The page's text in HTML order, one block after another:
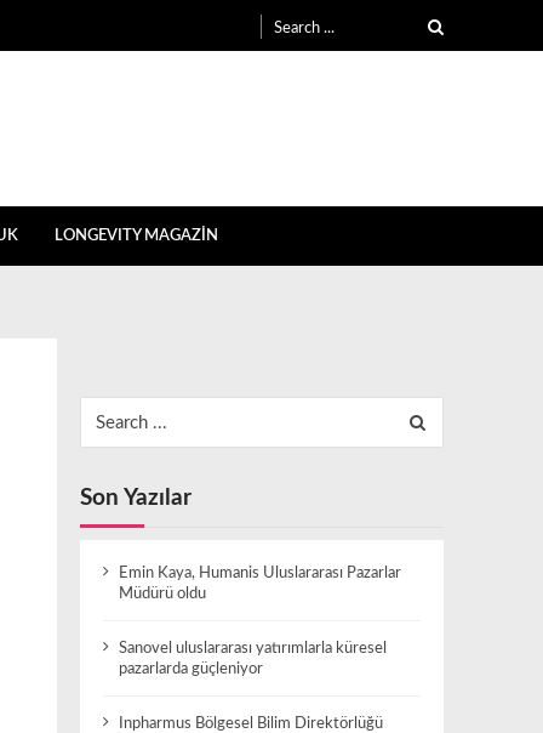
for:
LONGEVITY MAGAZİN
for:
Son Yazılar
Emin Kaya, Humanis Uluslararası Pazarlar
Müdürü oldu
Sanovel uluslararası yatırımlarla küresel
pazarlarda güçleniyor
Inpharmus Bölgesel Bilim Direktörlüğü